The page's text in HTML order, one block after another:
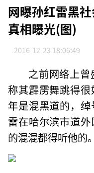
网曝孙红雷黑
真相曝光(图)
2016-12-23 18:06:49
之前网络上
称其霹雳舞跳得
年是混黑道的，
雷在哈尔滨市道
的混混都得听他的。